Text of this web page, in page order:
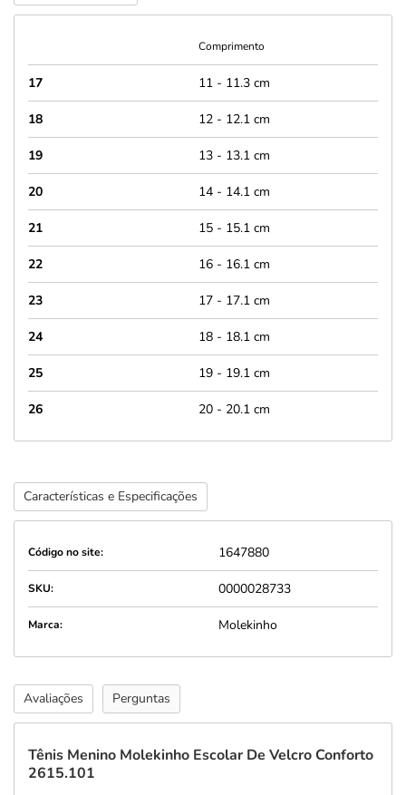
Comprimento
17 11 - 11.3 cm
18 12 - 12.1 cm
19 13 - 13.1 cm
20 14 - 14.1 cm
21 15 - 15.1 cm
22 16 - 16.1 cm
23 17 - 17.1 cm
24 18 - 18.1 cm
25 19 - 19.1 cm
26 20 - 20.1 cm
Características e Especificações
Código no site: 1647880
SKU: 0000028733
Marca: Molekinho
Avaliações Perguntas
Tênis Menino Molekinho Escolar De Velcro Conforto
2615.101